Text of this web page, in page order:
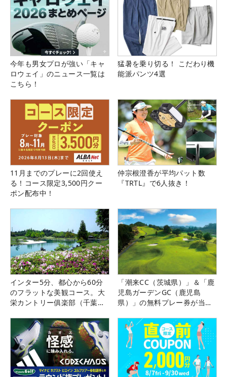
今年も男女プロが強い「キャ
ロウェイ」のニュース一覧は
こちら！
猛暑を乗り切る！ こだわり機
能派パンツ4選
11月までのプレーに2回使え
る！コース限定3,500円クー
ポン配布中！
仲宗根澄香が平均パット数
『TRTL』で6人抜き！
インター5分、都心から60分
のフラットな美観コース。大
栄カントリー俱楽部（千葉
「潮来CC（茨城県）」＆「鹿
児島ガーデンGC（鹿児島
県）」の無料プレー券が当た